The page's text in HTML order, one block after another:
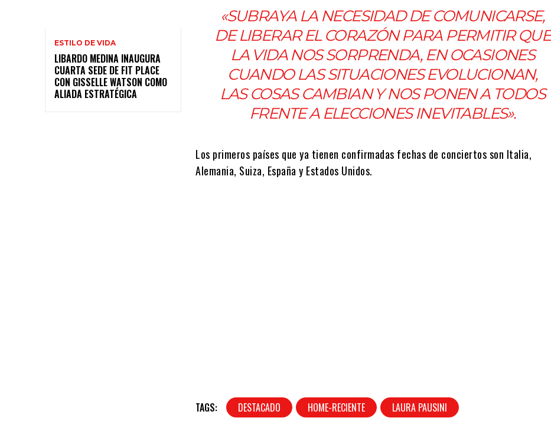
ESTILO DE VIDA
LIBARDO MEDINA INAUGURA
CUARTA SEDE DE FIT PLACE
CON GISSELLE WATSON COMO
ALIADA ESTRATÉGICA
«SUBRAYA LA NECESIDAD DE COMUNICARSE,
DE LIBERAR EL CORAZÓN PARA PERMITIR QUE
LA VIDA NOS SORPRENDA, EN OCASIONES
CUANDO LAS SITUACIONES EVOLUCIONAN,
LAS COSAS CAMBIAN Y NOS PONEN A TODOS
FRENTE A ELECCIONES INEVITABLES».
Los primeros países que ya tienen confirmadas fechas de conciertos son Italia,
Alemania, Suiza, España y Estados Unidos.
TAGS: DESTACADO HOME-RECIENTE LAURA PAUSINI